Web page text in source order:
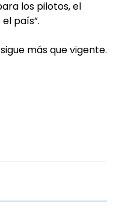
los pilotos, el
país”.
más que vigente.